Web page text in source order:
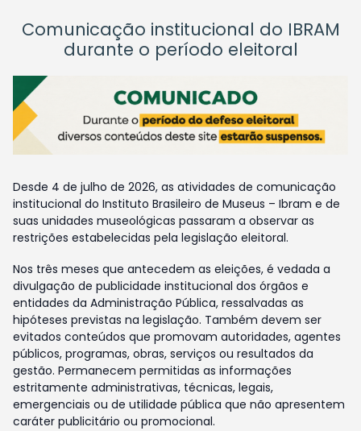
Comunicação institucional do IBRAM
durante o período eleitoral
Desde 4 de julho de 2026, as atividades de comunicação
institucional do Instituto Brasileiro de Museus – Ibram e de
suas unidades museológicas passaram a observar as
restrições estabelecidas pela legislação eleitoral.
Nos três meses que antecedem as eleições, é vedada a
divulgação de publicidade institucional dos órgãos e
entidades da Administração Pública, ressalvadas as
hipóteses previstas na legislação. Também devem ser
evitados conteúdos que promovam autoridades, agentes
públicos, programas, obras, serviços ou resultados da
gestão. Permanecem permitidas as informações
estritamente administrativas, técnicas, legais,
emergenciais ou de utilidade pública que não apresentem
caráter publicitário ou promocional.